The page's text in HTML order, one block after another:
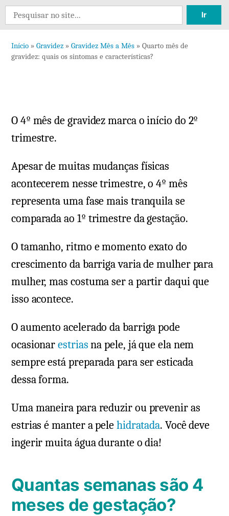
1
Quarto
mês
os
características?
Search
for:
Início » Gravidez » Gravidez Mês a Mês » Quarto mês de
gravidez: quais os sintomas e características?
O 4º mês de gravidez marca o início do 2º
trimestre.
Apesar de muitas mudanças físicas
acontecerem nesse trimestre, o 4º mês
representa uma fase mais tranquila se
comparada ao 1º trimestre da gestação.
O tamanho, ritmo e momento exato do
crescimento da barriga varia de mulher para
mulher, mas costuma ser a partir daqui que
isso acontece.
O aumento acelerado da barriga pode
ocasionarestriasna pele, já que ela nem
sempre está preparada para ser esticada
dessa forma.
Uma maneira para reduzir ou prevenir as
estrias é manter a pelehidratada. Você deve
ingerir muita água durante o dia!
Quantas semanas são 4
meses de gestação?